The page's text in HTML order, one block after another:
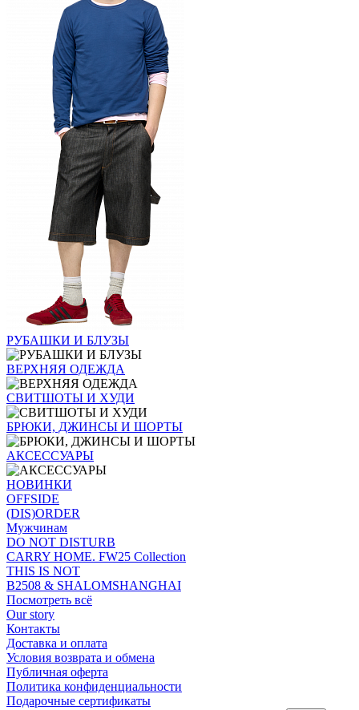
РУБАШКИ И БЛУЗЫ
ВЕРХНЯЯ ОДЕЖДА
СВИТШОТЫ И ХУДИ
БРЮКИ, ДЖИНСЫ И ШОРТЫ
АКСЕССУАРЫ
НОВИНКИ
OFFSIDE
(DIS)ORDER
Мужчинам
DO NOT DISTURB
CARRY HOME. FW25 Collection
THIS IS NOT
B2508 & SHALOMSHANGHAI
Посмотреть всё
Our story
Контакты
Доставка и оплата
Условия возврата и обмена
Публичная оферта
Политика конфиденциальности
Подарочные сертификаты